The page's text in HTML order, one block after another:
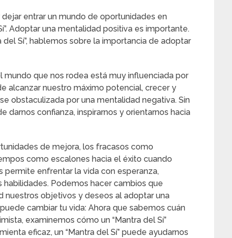
entrar un mundo de oportunidades en
Adoptar una mentalidad positiva es importante.
Sí”, hablemos sobre la importancia de adoptar
que nos rodea está muy influenciada por
alcanzar nuestro máximo potencial, crecer y
obstaculizada por una mentalidad negativa. Sin
darnos confianza, inspirarnos y orientarnos hacia
de mejora, los fracasos como
como escalones hacia el éxito cuando
enfrentar la vida con esperanza,
Podemos hacer cambios que
nuestros objetivos y deseos al adoptar una
cambiar tu vida: Ahora que sabemos cuán
examinemos cómo un “Mantra del Sí”
eficaz, un “Mantra del Sí” puede ayudarnos